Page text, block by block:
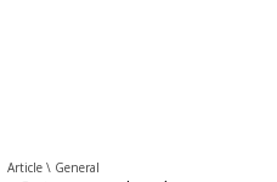
Article \ General